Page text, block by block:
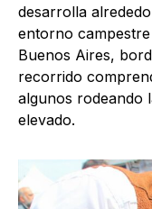
desarrolla
entorno
Buenos Aires,
recorrido
algunos rodeando
elevado.